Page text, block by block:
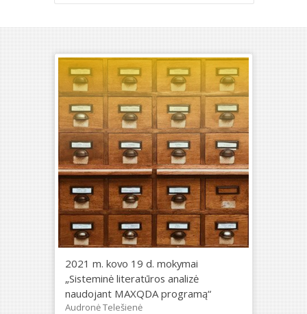
2021 m. kovo 19 d. mokymai
„Sisteminė literatūros analizė
naudojant MAXQDA programą“
Audronė Telešienė